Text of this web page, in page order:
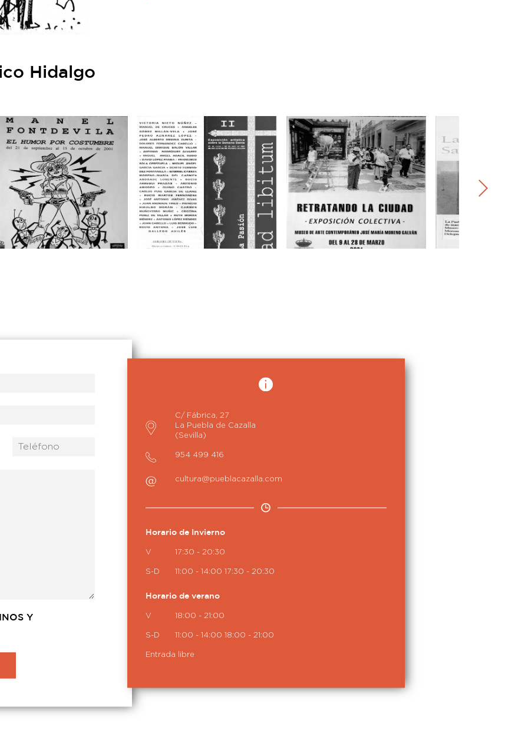
Hidalgo
humor por
Arte y diseño
Ad Libitum II
Fotografía
Retratando la ciudad
La imprenta de
Eloy
C/ Fábrica, 27
La Puebla de Cazalla
(Sevilla)
954 499 416
cultura@pueblacazalla.com
Horario de Invierno
V 17:30 - 20:30
S-D 11:00 - 14:00 17:30 - 20:30
Horario de verano
V 18:00 - 21:00
S-D 11:00 - 14:00 18:00 - 21:00
Entrada libre
Y